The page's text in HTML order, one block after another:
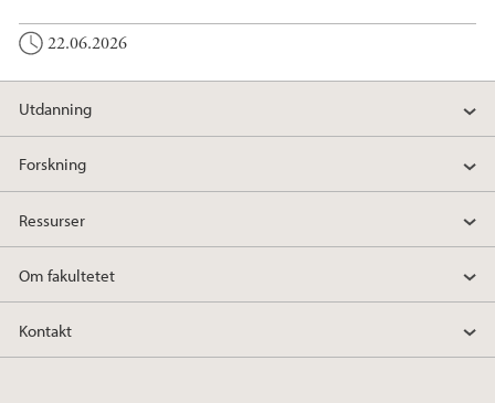
22.06.2026
Utdanning
Forskning
Ressurser
Om fakultetet
Kontakt